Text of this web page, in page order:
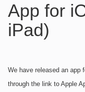
App for
iPad)
We have released an app
through the link to Apple